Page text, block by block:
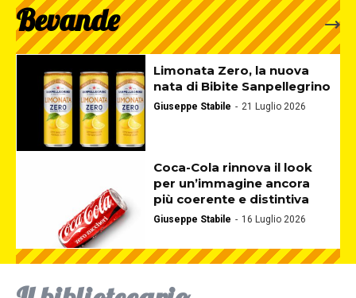
Bevande
Limonata Zero, la nuova
nata di Bibite Sanpellegrino
Giuseppe Stabile - 21 Luglio 2026
Coca-Cola rinnova il look
per un’immagine ancora
più coerente e distintiva
Giuseppe Stabile - 16 Luglio 2026